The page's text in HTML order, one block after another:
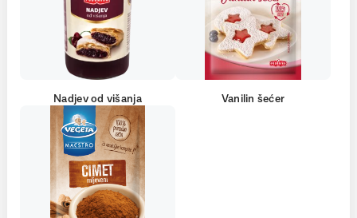
Nadjev od višanja Vanilin šećer